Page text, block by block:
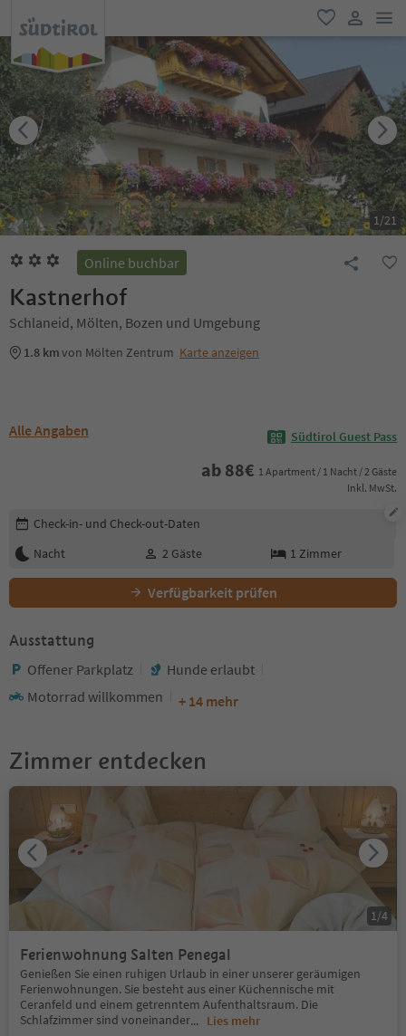
favorit
user link
1/21
Online buchbar
Kastnerhof
Schlaneid, Mölten, Bozen und Umgebung
1.8 kmvon Mölten Zentrum Karte anzeigen
Alle Angaben Südtirol Guest Pass
ab 88€ 1 Apartment / 1 Nacht / 2 Gäste
Inkl. MwSt.
Buchungsdetails bearbeiten
Check-in- und Check-out-Daten
Nacht
2 Gäste 1 Zimmer
Verfügbarkeit prüfen
Ausstattung
Offener Parkplatz
Hunde erlaubt
Motorrad willkommen
+ 14 mehr
Zimmer entdecken
Ferienwohnung Salten Penegal
Genießen Sie einen ruhigen Urlaub in einer unserer geräumigen
Ferienwohnungen. Sie besteht aus einer Küchennische mit
Ceranfeld und einem getrenntem Aufenthaltsraum. Die
Schlafzimmer sind voneinander... Lies mehr
1 /4